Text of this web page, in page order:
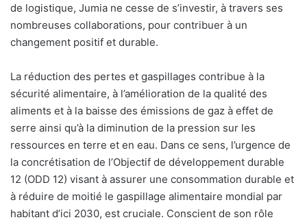
de logistique, Jumia ne cesse de s’investir, à travers ses
nombreuses collaborations, pour contribuer à un
changement positif et durable.
La réduction des pertes et gaspillages contribue à la
sécurité alimentaire, à l’amélioration de la qualité des
aliments et à la baisse des émissions de gaz à effet de
serre ainsi qu’à la diminution de la pression sur les
ressources en terre et en eau. Dans ce sens, l’urgence de
la concrétisation de l’Objectif de développement durable
12 (ODD 12) visant à assurer une consommation durable et
à réduire de moitié le gaspillage alimentaire mondial par
habitant d’ici 2030, est cruciale. Conscient de son rôle